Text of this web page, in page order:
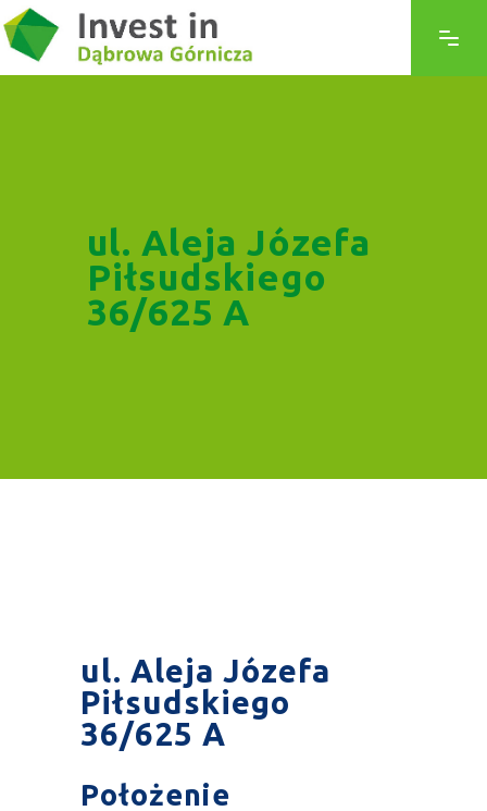
ul. Aleja Józefa
Piłsudskiego
36/625 A
ul. Aleja Józefa
Piłsudskiego
36/625 A
Położenie